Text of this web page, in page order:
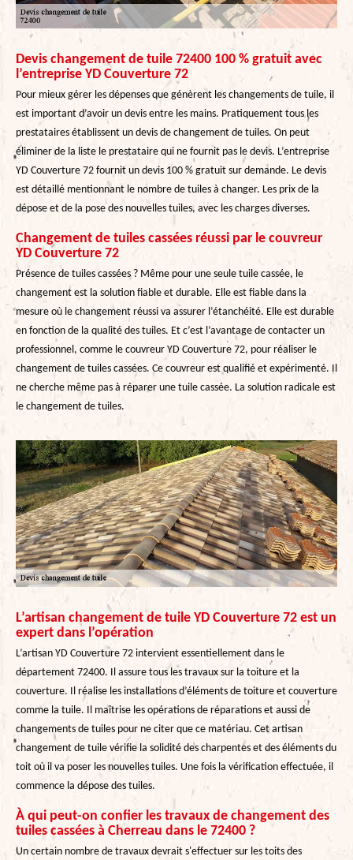
Devis changement de tuile 72400 100 % gratuit avec
l’entreprise YD Couverture 72
Pour mieux gérer les dépenses que génèrent les changements de tuile, il
est important d’avoir un devis entre les mains. Pratiquement tous les
prestataires établissent un devis de changement de tuiles. On peut
éliminer de la liste le prestataire qui ne fournit pas le devis. L’entreprise
YD Couverture 72 fournit un devis 100 % gratuit sur demande. Le devis
est détaillé mentionnant le nombre de tuiles à changer. Les prix de la
dépose et de la pose des nouvelles tuiles, avec les charges diverses.
Changement de tuiles cassées réussi par le couvreur
YD Couverture 72
Présence de tuiles cassées ? Même pour une seule tuile cassée, le
changement est la solution fiable et durable. Elle est fiable dans la
mesure où le changement réussi va assurer l’étanchéité. Elle est durable
en fonction de la qualité des tuiles. Et c’est l’avantage de contacter un
professionnel, comme le couvreur YD Couverture 72, pour réaliser le
changement de tuiles cassées. Ce couvreur est qualifié et expérimenté. Il
ne cherche même pas à réparer une tuile cassée. La solution radicale est
le changement de tuiles.
L’artisan changement de tuile YD Couverture 72 est un
expert dans l’opération
L’artisan YD Couverture 72 intervient essentiellement dans le
département 72400. Il assure tous les travaux sur la toiture et la
couverture. Il réalise les installations d’éléments de toiture et couverture
comme la tuile. Il maîtrise les opérations de réparations et aussi de
changements de tuiles pour ne citer que ce matériau. Cet artisan
changement de tuile vérifie la solidité des charpentes et des éléments du
toit où il va poser les nouvelles tuiles. Une fois la vérification effectuée, il
commence la dépose des tuiles.
À qui peut-on confier les travaux de changement des
tuiles cassées à Cherreau dans le 72400 ?
Un certain nombre de travaux devrait s'effectuer sur les toits des